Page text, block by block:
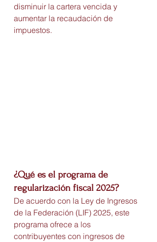
disminuir la cartera vencida y
aumentar la recaudación de
impuestos.
¿Qué es el programa de
regularización fiscal 2025?
De acuerdo con la Ley de Ingresos
de la Federación (LIF) 2025, este
programa ofrece a los
contribuyentes con ingresos de